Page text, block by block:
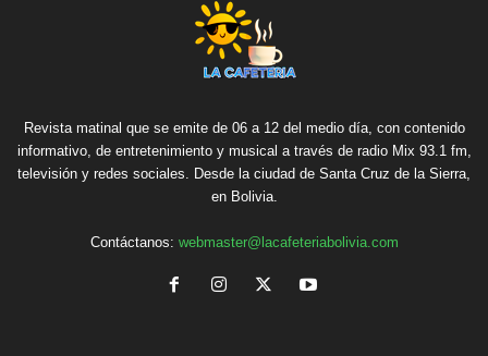
Revista matinal que se emite de 06 a 12 del medio día, con contenido
informativo, de entretenimiento y musical a través de radio Mix 93.1 fm,
televisión y redes sociales. Desde la ciudad de Santa Cruz de la Sierra,
en Bolivia.
Contáctanos: webmaster@lacafeteriabolivia.com